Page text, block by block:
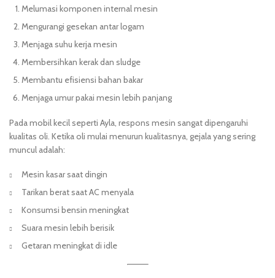
Melumasi komponen internal mesin
Mengurangi gesekan antar logam
Menjaga suhu kerja mesin
Membersihkan kerak dan sludge
Membantu efisiensi bahan bakar
Menjaga umur pakai mesin lebih panjang
Pada mobil kecil seperti Ayla, respons mesin sangat dipengaruhi
kualitas oli. Ketika oli mulai menurun kualitasnya, gejala yang sering
muncul adalah:
Mesin kasar saat dingin
Tarikan berat saat AC menyala
Konsumsi bensin meningkat
Suara mesin lebih berisik
Getaran meningkat di idle